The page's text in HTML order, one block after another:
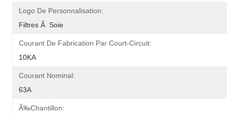
Logo De Personnalisation:
Filtres Ã  Soie
Courant De Fabrication Par Court-Circuit:
10KA
Courant Nominal:
63A
Ã‰chantillon: